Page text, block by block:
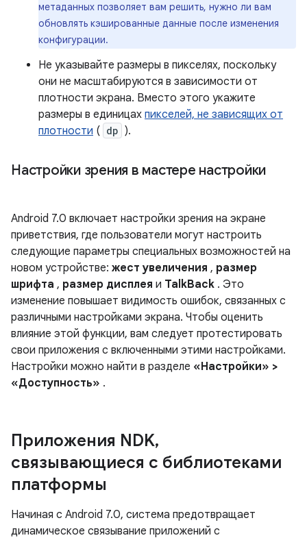
метаданных позволяет вам решить, нужно ли вам
обновлять кэшированные данные после изменения
конфигурации.
Не указывайте размеры в пикселях, поскольку
они не масштабируются в зависимости от
плотности экрана. Вместо этого укажите
размеры в единицах пикселей, не зависящих от
плотности ( dp ).
Настройки зрения в мастере настройки
Android 7.0 включает настройки зрения на экране
приветствия, где пользователи могут настроить
следующие параметры специальных возможностей на
новом устройстве: жест увеличения , размер
шрифта , размер дисплея и TalkBack . Это
изменение повышает видимость ошибок, связанных с
различными настройками экрана. Чтобы оценить
влияние этой функции, вам следует протестировать
свои приложения с включенными этими настройками.
Настройки можно найти в разделе «Настройки» >
«Доступность» .
Приложения NDK,
связывающиеся с библиотеками
платформы
Начиная с Android 7.0, система предотвращает
динамическое связывание приложений с